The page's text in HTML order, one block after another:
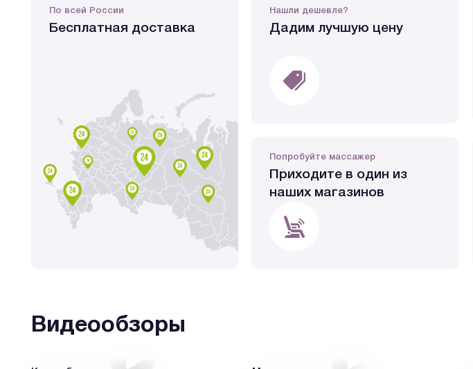
По всей России
Бесплатная доставка
Нашли дешевле?
Дадим лучшую цену
Попробуйте массажер
Приходите в один из
наших магазинов
Видеообзоры